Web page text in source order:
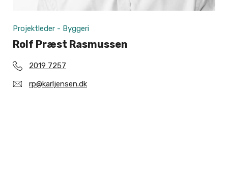
Projektleder - Byggeri
Rolf Præst Rasmussen
2019 7257
rp@karljensen.dk